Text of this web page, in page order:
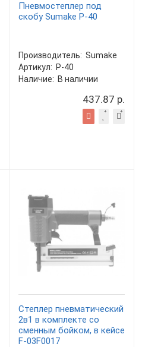
Пневмостеплер под
скобу Sumake P-40
Производитель: Sumake
Артикул: P-40
Наличие: В наличии
437.87 р.
Степлер пневматический
2в1 в комплекте со
сменным бойком, в кейсе
F-03F0017